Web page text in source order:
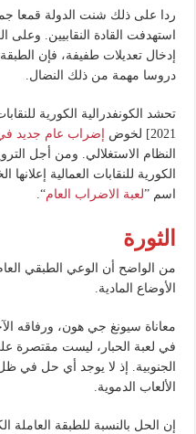
ردا على ذلك شنت الدولة قمعا
استهدفت القادة النقابيين. وعلى
إدخال تعديلات طفيفة، فإن
دروسا مهمة من ذلك النضال.
تحشد الكونفدرالية الكورية
2021] لخوض
إضراب عام جديد في 20
النظام الاستغلالي. ومن أجل
الكورية للنقابات العمالية
اسم ”لعبة الاضراب العام“.
الثورة
من الواضح أن الوعي الطبقي
الأوضاع المادية.
معاناة سيونغ جي هون، ورفاقه
في لعبة الحبار، ليست مقتصرة
الجنوبية. إذ لا يوجد أي حل في
الألعاب الدموية.
إن الحل بالنسبة للطبقة العاملة